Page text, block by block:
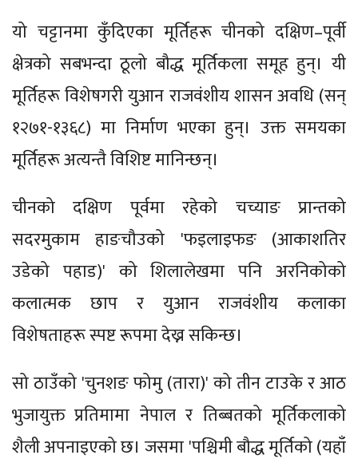
यो चट्टानमा कुँदिएका मूर्तिहरू चीनको दक्षिण–पूर्वी
क्षेत्रको सबभन्दा ठूलो बौद्ध मूर्तिकला समूह हुन्। यी
मूर्तिहरू विशेषगरी युआन राजवंशीय शासन अवधि (सन्
१२७१-१३६८) मा निर्माण भएका हुन्। उक्त समयका
मूर्तिहरू अत्यन्तै विशिष्ट मानिन्छन्।
चीनको दक्षिण पूर्वमा रहेको चच्याङ प्रान्तको
सदरमुकाम हाङचौउको 'फइलाइफङ (आकाशतिर
उडेको पहाड)' को शिलालेखमा पनि अरनिकोको
कलात्मक छाप र युआन राजवंशीय कलाका
विशेषताहरू स्पष्ट रूपमा देख्न सकिन्छ।
सो ठाउँको 'चुनशङ फोमु (तारा)' को तीन टाउके र आठ
भुजायुक्त प्रतिमामा नेपाल र तिब्बतको मूर्तिकलाको
शैली अपनाइएको छ। जसमा 'पश्चिमी बौद्ध मूर्तिको (यहाँ